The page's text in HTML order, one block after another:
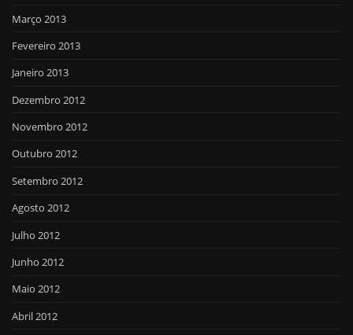
Março 2013
Fevereiro 2013
Janeiro 2013
Dezembro 2012
Novembro 2012
Outubro 2012
Setembro 2012
Agosto 2012
Julho 2012
Junho 2012
Maio 2012
Abril 2012